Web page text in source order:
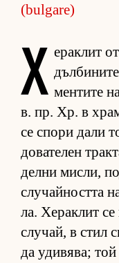
(bulgare)
Х е­рак­лит
мен­тите
в. пр. Хр. в
се спори дали
до­ва­те­лен
делни мис­ли,
слу­чай­ността
ла. Хе­рак­лит се
слу­чай, в стил
да уди­вя­ва;